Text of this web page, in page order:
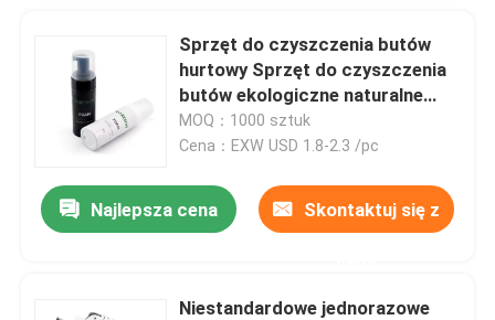
Sprzęt do czyszczenia butów
hurtowy Sprzęt do czyszczenia
butów ekologiczne naturalne
formuły Sprzęt do czyszczenia
butów Sprzęt do czyszczenia
czyszczenia butów
MOQ：1000 sztuk
Cena：EXW USD 1.8-2.3 /pc
Najlepsza cena Skontaktuj się z
Niestandardowe jednorazowe